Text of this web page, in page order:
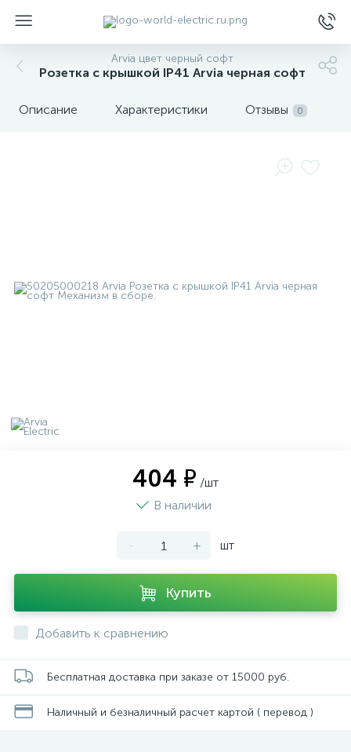
Arvia цвет черный софт
Розетка с крышкой IP41 Arvia черная софт
Описание Характеристики Отзывы 0
404 ₽ /шт
В наличии
- + шт
Купить
Добавить к сравнению
Бесплатная доставка при заказе от 15000 руб.
Наличный и безналичный расчет картой ( перевод )